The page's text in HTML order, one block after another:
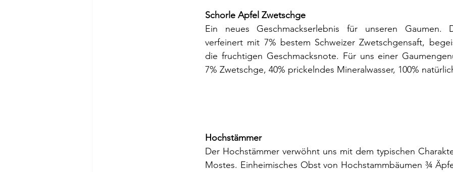
Schorle Apfel Zwetschge
Ein neues Geschmackserlebnis für unseren Gaumen.
verfeinert mit 7% bestem Schweizer Zwetschgensaft,
die fruchtigen Geschmacksnote. Für uns einer
7% Zwetschge, 40% prickelndes Mineralwasser, 100%
Hochstämmer
Der Hochstämmer verwöhnt uns mit dem typischen
Mostes. Einheimisches Obst von Hochstammbäumen ¾